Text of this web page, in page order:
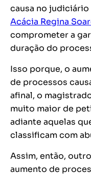
causa no judiciário
Acácia Regina
comprometer a
duração do
Isso porque, o
de processos
afinal, o
muito maior de
adiante aquelas
classificam com
Assim, então,
aumento de